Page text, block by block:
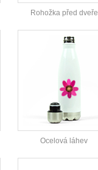
Rohožka před dveře
Ocelová láhev